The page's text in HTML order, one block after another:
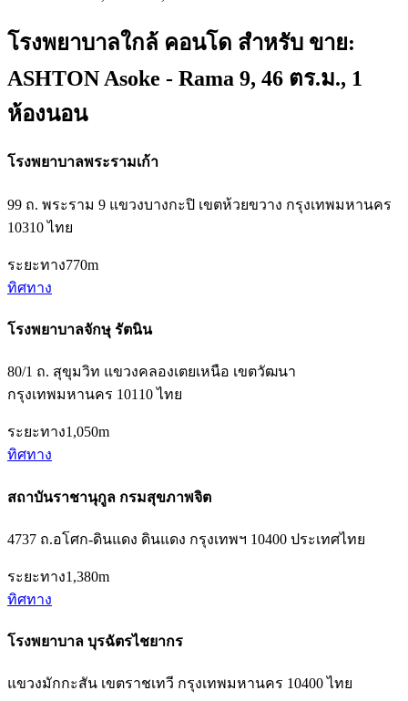
โรงพยาบาลใกล้ คอนโด สำหรับ ขาย:
ASHTON Asoke - Rama 9, 46 ตร.ม., 1
ห้องนอน
โรงพยาบาลพระรามเก้า
99 ถ. พระราม 9 แขวงบางกะปิ เขตห้วยขวาง กรุงเทพมหานคร
10310 ไทย
ระยะทาง770m
ทิศทาง
โรงพยาบาลจักษุ รัตนิน
80/1 ถ. สุขุมวิท แขวงคลองเตยเหนือ เขตวัฒนา
กรุงเทพมหานคร 10110 ไทย
ระยะทาง1,050m
ทิศทาง
สถาบันราชานุกูล กรมสุขภาพจิต
4737 ถ.อโศก-ดินแดง ดินแดง กรุงเทพฯ 10400 ประเทศไทย
ระยะทาง1,380m
ทิศทาง
โรงพยาบาล บุรฉัตรไชยากร
แขวงมักกะสัน เขตราชเทวี กรุงเทพมหานคร 10400 ไทย